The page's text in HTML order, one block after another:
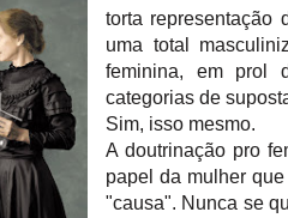
torta representação
uma total
feminina, em prol
categorias de
Sim, isso mesmo.
A doutrinação pro
papel da mulher
"causa". Nunca se